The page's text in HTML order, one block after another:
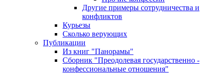
Другие примеры сотрудничества и
конфликтов
Курьезы
Сколько верующих
Публикации
Из книг "Панорамы"
Сборник "Преодолевая государственно -
конфессиональные отношения"